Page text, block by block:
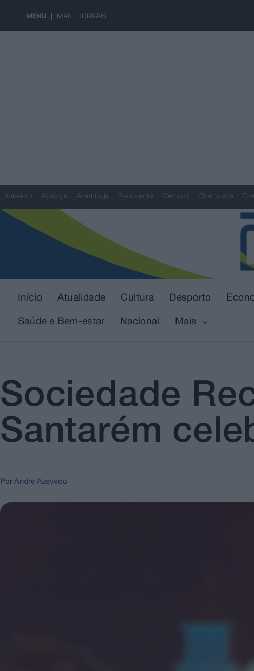
MENU MAIL JORNAIS
Almeirim Alpiarça Azambuja Benavente Cartaxo Chamusca
Início Atualidade Cultura Desporto
Saúde e Bem-estar Nacional Mais
Sociedade
Santarém
Por André Azevedo